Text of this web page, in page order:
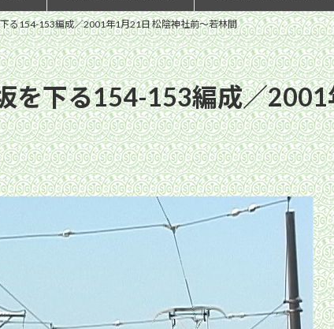
る154-153編成／2001年1月21日 松陰神社前〜若林間
を下る154-153編成／